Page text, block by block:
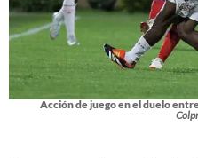
Acción de juego en el duelo